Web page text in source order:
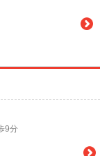
9分